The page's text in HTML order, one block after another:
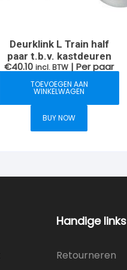
Deurklink L Train half
paar t.b.v. kastdeuren
€40.10 incl. BTW | Per paar
TOEVOEGEN AAN
WINKELWAGEN
BUY NOW
Handige links
Retourneren